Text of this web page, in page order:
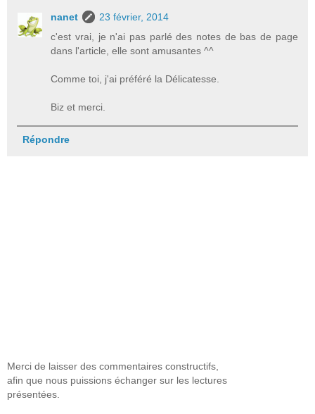
nanet
23 février, 2014
c'est vrai, je n'ai pas parlé des notes de bas de page
dans l'article, elle sont amusantes ^^
Comme toi, j'ai préféré la Délicatesse.
Biz et merci.
Répondre
Merci de laisser des commentaires constructifs,
afin que nous puissions échanger sur les lectures
présentées.